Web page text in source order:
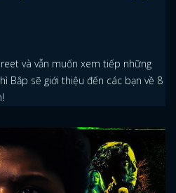
và vẫn muốn xem tiếp những
Bắp sẽ giới thiệu đến các bạn về 8